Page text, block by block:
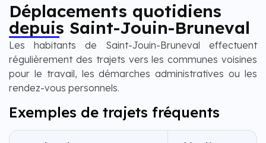
Déplacements quotidiens
depuis Saint-Jouin-Bruneval
Les habitants de Saint-Jouin-Bruneval effectuent
régulièrement des trajets vers les communes voisines
pour le travail, les démarches administratives ou les
rendez-vous personnels.
Exemples de trajets fréquents